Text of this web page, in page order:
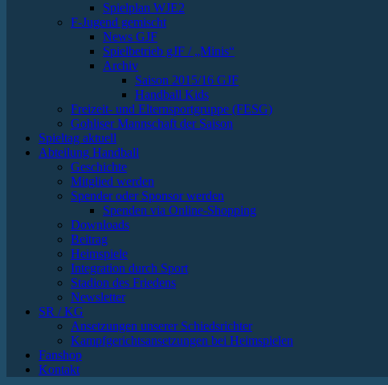
Spielplan WJE2
F-Jugend gemischt
News GJF
Spielbetrieb gJF / „Minis“
Archiv
Saison 2015/16 GJF
Handball Kids
Freizeit- und Elternsportgruppe (FESG)
Gohliser Mannschaft der Saison
Spieltag aktuell
Abteilung Handball
Geschichte
Mitglied werden
Spender oder Sponsor werden
Spenden via Online-Shopping
Downloads
Beitrag
Heimspiele
Integration durch Sport
Stadion des Friedens
Newsletter
SR / KG
Ansetzungen unserer Schiedsrichter
Kampfgerichtsansetzungen bei Heimspielen
Fanshop
Kontakt